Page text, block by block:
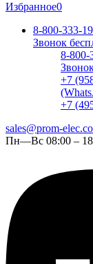
Избранное0
8-800-333-
Звонок
8-800-
+7
+7
sales@prom-
Пн—Вс 08:00 –